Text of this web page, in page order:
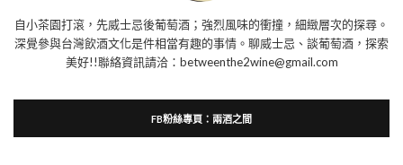
自小茶園打滾，先威士忌後葡萄酒；強烈風味的衝撞，細緻層次的探尋。
深覺參與台灣飲酒文化是件相當有趣的事情。聊威士忌、談葡萄酒，探索
美好!!聯絡資訊請洽：betweenthe2wine@gmail.com
FB粉絲專頁：兩酒之間